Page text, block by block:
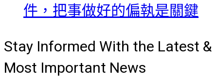
件，把事做好的偏執是關鍵
Stay Informed With the Latest &
Most Important News